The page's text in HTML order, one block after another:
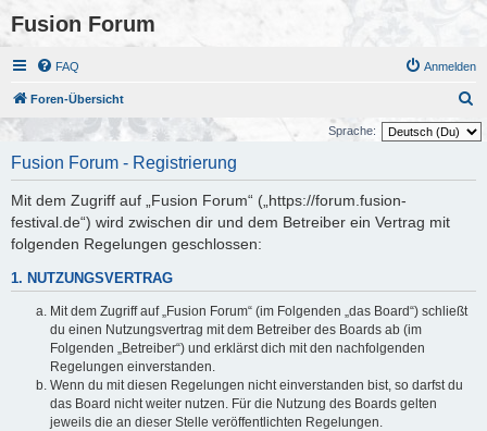
Fusion Forum
FAQ Anmelden
Foren-Übersicht
u
Sprache:
Fusion Forum - Registrierung
Mit dem Zugriff auf „Fusion Forum“ („https://forum.fusion-
festival.de“) wird zwischen dir und dem Betreiber ein Vertrag mit
folgenden Regelungen geschlossen:
1. NUTZUNGSVERTRAG
Mit dem Zugriff auf „Fusion Forum“ (im Folgenden „das Board“) schließt
du einen Nutzungsvertrag mit dem Betreiber des Boards ab (im
Folgenden „Betreiber“) und erklärst dich mit den nachfolgenden
Regelungen einverstanden.
Wenn du mit diesen Regelungen nicht einverstanden bist, so darfst du
das Board nicht weiter nutzen. Für die Nutzung des Boards gelten
jeweils die an dieser Stelle veröffentlichten Regelungen.